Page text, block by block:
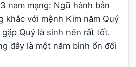
nam mạng: Ngũ hành bản
khắc với mệnh Kim năm Quý
Quý là sinh nên rất tốt.
đây là một năm bình ổn đối